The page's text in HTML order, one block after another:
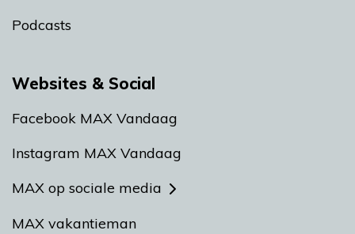
Podcasts
Websites & Social
Facebook MAX Vandaag
Instagram MAX Vandaag
MAX op sociale media
MAX vakantieman